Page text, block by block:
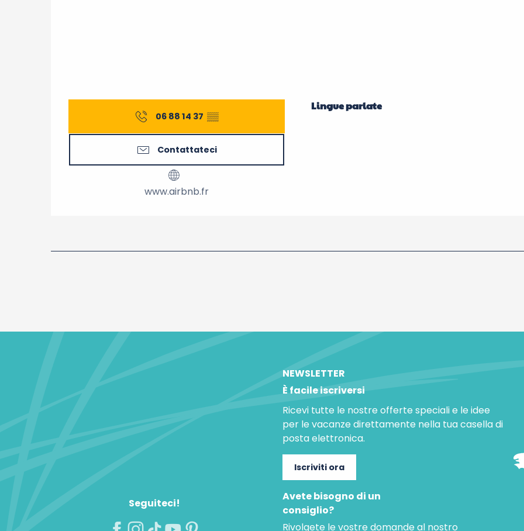
06 88 14 37 ▒▒
Contattateci
www.airbnb.fr
Lingue parlate
Lingue parlate
Seguiteci!
NEWSLETTER
È facile iscriversi
Ricevi tutte le nostre offerte speciali e le idee
per le vacanze direttamente nella tua casella di
posta elettronica.
Iscriviti ora
Avete bisogno di un
consiglio?
Rivolgete le vostre domande al nostro